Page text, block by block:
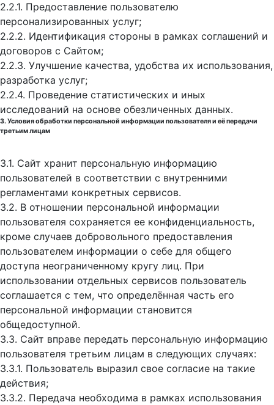
2.2.1. Предоставление пользователю
персонализированных услуг;
2.2.2. Идентификация стороны в рамках соглашений и
договоров с Сайтом;
2.2.3. Улучшение качества, удобства их использования,
разработка услуг;
2.2.4. Проведение статистических и иных
исследований на основе обезличенных данных.
3. Условия обработки персональной информации пользователя и её передачи
третьим лицам
3.1. Сайт хранит персональную информацию
пользователей в соответствии с внутренними
регламентами конкретных сервисов.
3.2. В отношении персональной информации
пользователя сохраняется ее конфиденциальность,
кроме случаев добровольного предоставления
пользователем информации о себе для общего
доступа неограниченному кругу лиц. При
использовании отдельных сервисов пользователь
соглашается с тем, что определённая часть его
персональной информации становится
общедоступной.
3.3. Сайт вправе передать персональную информацию
пользователя третьим лицам в следующих случаях:
3.3.1. Пользователь выразил свое согласие на такие
действия;
3.3.2. Передача необходима в рамках использования